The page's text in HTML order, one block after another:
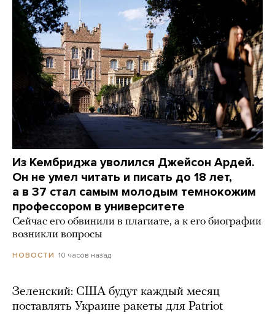
Из Кембриджа уволился Джейсон Ардей.
Он не умел читать и писать до 18 лет,
а в 37 стал самым молодым темнокожим
профессором в университете
Сейчас его обвинили в плагиате, а к его биографии
возникли вопросы
НОВОСТИ 10 часов назад
Зеленский: США будут каждый месяц
поставлять Украине ракеты для Patriot